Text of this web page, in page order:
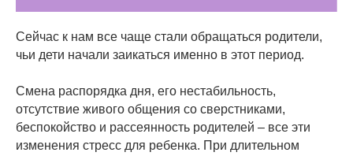
Сейчас к нам все чаще стали обращаться родители,
чьи дети начали заикаться именно в этот период.
Смена распорядка дня, его нестабильность,
отсутствие живого общения со сверстниками,
беспокойство и рассеянность родителей – все эти
изменения стресс для ребенка. При длительном